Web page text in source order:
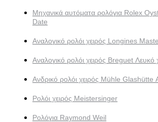
Μηχανικά αυτόματα ρολόγια Rolex
Date
Αναλογικό ρολόι χειρός Longines
Αναλογικό ρολόι χειρός Breguet Λευκό
Ανδρικό ρολόι χειρός Mühle Glashütte
Ρολόι χειρός Meistersinger
Ρολόγια Raymond Weil